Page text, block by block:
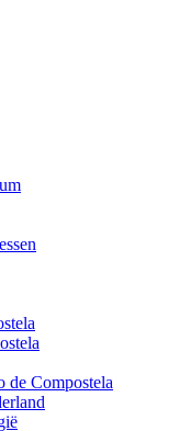
de Compostela